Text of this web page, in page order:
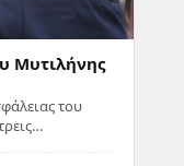
Μυτιλήνης
του